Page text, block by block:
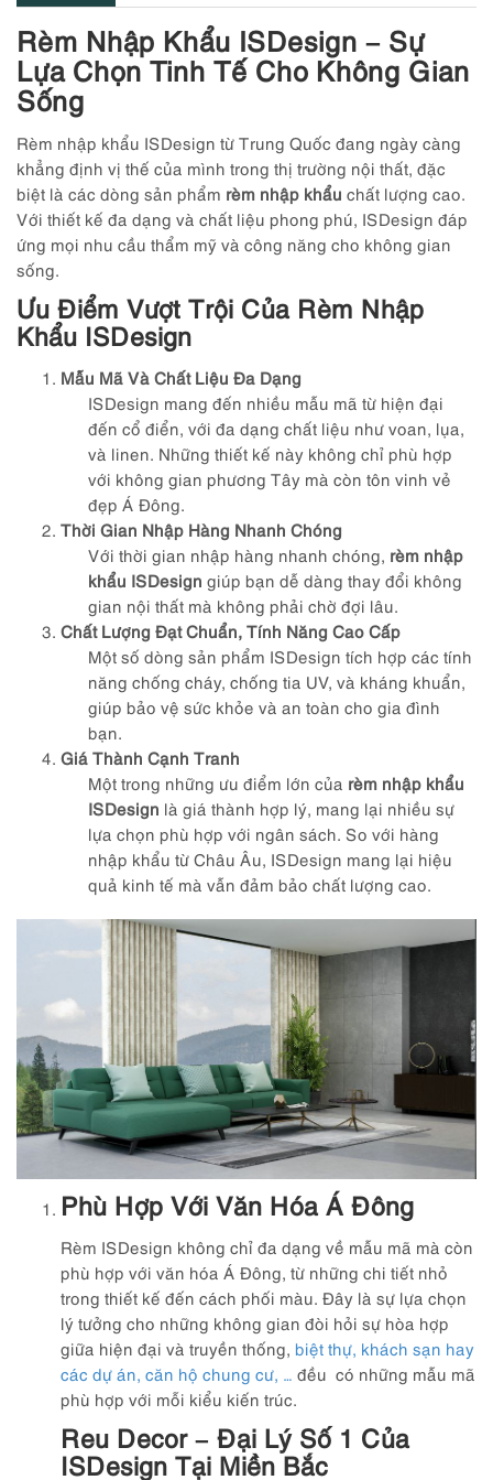
Rèm Nhập Khẩu ISDesign – Sự
Lựa Chọn Tinh Tế Cho Không Gian
Sống
Rèm nhập khẩu ISDesign từ Trung Quốc đang ngày càng
khẳng định vị thế của mình trong thị trường nội thất, đặc
biệt là các dòng sản phẩm rèm nhập khẩu chất lượng cao.
Với thiết kế đa dạng và chất liệu phong phú, ISDesign đáp
ứng mọi nhu cầu thẩm mỹ và công năng cho không gian
sống.
Ưu Điểm Vượt Trội Của Rèm Nhập
Khẩu ISDesign
Mẫu Mã Và Chất Liệu Đa Dạng
ISDesign mang đến nhiều mẫu mã từ hiện đại
đến cổ điển, với đa dạng chất liệu như voan, lụa,
và linen. Những thiết kế này không chỉ phù hợp
với không gian phương Tây mà còn tôn vinh vẻ
đẹp Á Đông.
Thời Gian Nhập Hàng Nhanh Chóng
Với thời gian nhập hàng nhanh chóng, rèm nhập
khẩu ISDesign giúp bạn dễ dàng thay đổi không
gian nội thất mà không phải chờ đợi lâu.
Chất Lượng Đạt Chuẩn, Tính Năng Cao Cấp
Một số dòng sản phẩm ISDesign tích hợp các tính
năng chống cháy, chống tia UV, và kháng khuẩn,
giúp bảo vệ sức khỏe và an toàn cho gia đình
bạn.
Giá Thành Cạnh Tranh
Một trong những ưu điểm lớn của rèm nhập khẩu
ISDesign là giá thành hợp lý, mang lại nhiều sự
lựa chọn phù hợp với ngân sách. So với hàng
nhập khẩu từ Châu Âu, ISDesign mang lại hiệu
quả kinh tế mà vẫn đảm bảo chất lượng cao.
Phù Hợp Với Văn Hóa Á Đông
Rèm ISDesign không chỉ đa dạng về mẫu mã mà còn
phù hợp với văn hóa Á Đông, từ những chi tiết nhỏ
trong thiết kế đến cách phối màu. Đây là sự lựa chọn
lý tưởng cho những không gian đòi hỏi sự hòa hợp
giữa hiện đại và truyền thống, biệt thự, khách sạn hay
các dự án, căn hộ chung cư, …
đều có những mẫu mã
phù hợp với mỗi kiểu kiến trúc.
Reu Decor – Đại Lý Số 1 Của
ISDesign Tại Miền Bắc